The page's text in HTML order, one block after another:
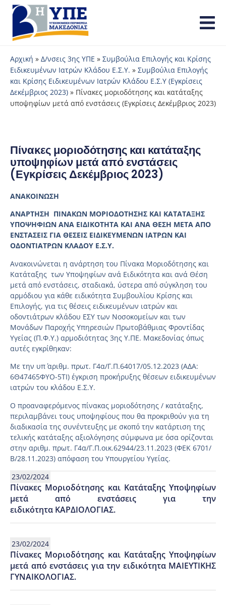
Αρχική » Δ/νσεις 3ης ΥΠΕ » Συμβούλια Επιλογής και Κρίσης
Ειδικευμένων Ιατρών Κλάδου Ε.Σ.Υ. » Συμβούλια Επιλογής
και Κρίσης Ειδικευμένων Ιατρών Κλάδου Ε.Σ.Υ (Εγκρίσεις
Δεκέμβριος 2023) » Πίνακες μοριοδότησης και κατάταξης
υποψηφίων μετά από ενστάσεις (Εγκρίσεις Δεκέμβριος 2023)
Πίνακες μοριοδότησης και κατάταξης
υποψηφίων μετά από ενστάσεις
(Εγκρίσεις Δεκέμβριος 2023)
ΑΝΑΚΟΙΝΩΣΗ
ΑΝΑΡΤΗΣΗ ΠΙΝΑΚΩΝ ΜΟΡΙΟΔΟΤΗΣΗΣ ΚΑΙ ΚΑΤΑΤΑΞΗΣ
ΥΠΟΨΗΦΙΩΝ ΑΝΑ ΕΙΔΙΚΟΤΗΤΑ ΚΑΙ ΑΝΑ ΘΕΣΗ ΜΕΤΑ ΑΠΟ
ΕΝΣΤΑΣΕΙΣ ΓΙΑ ΘΕΣΕΙΣ ΕΙΔΙΚΕΥΜΕΝΩΝ ΙΑΤΡΩΝ ΚΑΙ
ΟΔΟΝΤΙΑΤΡΩΝ ΚΛΑΔΟΥ Ε.Σ.Υ.
Ανακοινώνεται η ανάρτηση του Πίνακα Μοριοδότησης και
Κατάταξης των Υποψηφίων ανά Ειδικότητα και ανά Θέση
μετά από ενστάσεις, σταδιακά, ύστερα από σύγκληση του
αρμόδιου για κάθε ειδικότητα Συμβουλίου Κρίσης και
Επιλογής, για τις θέσεις ειδικευμένων ιατρών και
οδοντιάτρων κλάδου ΕΣΥ των Νοσοκομείων και των
Μονάδων Παροχής Υπηρεσιών Πρωτοβάθμιας Φροντίδας
Υγείας (Π.Φ.Υ.) αρμοδιότητας 3ης Υ.ΠΕ. Μακεδονίας όπως
αυτές εγκρίθηκαν:
Με την υπ΄ αριθμ. πρωτ. Γ4α/Γ.Π.64017/05.12.2023 (ΑΔΑ:
6Θ47465ΦΥΟ-5ΤΙ) έγκριση προκήρυξης θέσεων ειδικευμένων
ιατρών του κλάδου Ε.Σ.Υ.
Ο προαναφερόμενος πίνακας μοριοδότησης / κατάταξης,
περιλαμβάνει τους υποψηφίους που θα προκριθούν για τη
διαδικασία της συνέντευξης με σκοπό την κατάρτιση της
τελικής κατάταξης αξιολόγησης σύμφωνα με όσα ορίζονται
στην αριθμ. πρωτ. Γ4α/Γ.Π.οικ.62944/23.11.2023 (ΦΕΚ 6701/
Β/28.11.2023) απόφαση του Υπουργείου Υγείας.
23/02/2024
Πίνακες Μοριοδότησης και Κατάταξης Υποψηφίων
μετά από ενστάσεις για την
ειδικότητα ΚΑΡΔΙΟΛΟΓΙΑΣ.
23/02/2024
Πίνακες Μοριοδότησης και Κατάταξης Υποψηφίων
μετά από ενστάσεις για την ειδικότητα ΜΑΙΕΥΤΙΚΗΣ
ΓΥΝΑΙΚΟΛΟΓΙΑΣ.